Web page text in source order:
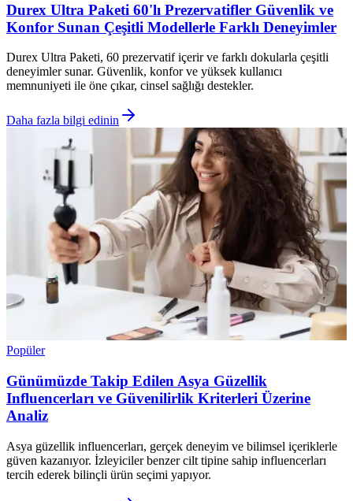
Durex Ultra Paketi 60'lı Prezervatifler Güvenlik ve
Konfor Sunan Çeşitli Modellerle Farklı Deneyimler
Durex Ultra Paketi, 60 prezervatif içerir ve farklı dokularla çeşitli
deneyimler sunar. Güvenlik, konfor ve yüksek kullanıcı
memnuniyeti ile öne çıkar, cinsel sağlığı destekler.
Daha fazla bilgi edinin
Popüler
Günümüzde Takip Edilen Asya Güzellik
Influencerları ve Güvenilirlik Kriterleri Üzerine
Analiz
Asya güzellik influencerları, gerçek deneyim ve bilimsel içeriklerle
güven kazanıyor. İzleyiciler benzer cilt tipine sahip influencerları
tercih ederek bilinçli ürün seçimi yapıyor.